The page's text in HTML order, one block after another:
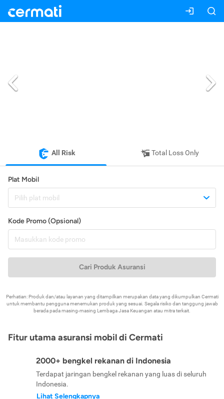
All Risk Total Loss Only
Plat Mobil
Pilih plat mobil
Kode Promo (Opsional)
Cari Produk Asuransi
Perhatian: Produk dan/atau layanan yang ditampilkan merupakan data yang dikumpulkan Cermati
untuk membantu pengguna menemukan produk yang sesuai. Segala risiko dan tanggung jawab
berada pada masing-masing Lembaga Jasa Keuangan atau mitra terkait.
Fitur utama asuransi mobil di Cermati
2000+ bengkel rekanan di Indonesia
Terdapat jaringan bengkel rekanan yang luas di seluruh
Indonesia.
Lihat Selengkapnya